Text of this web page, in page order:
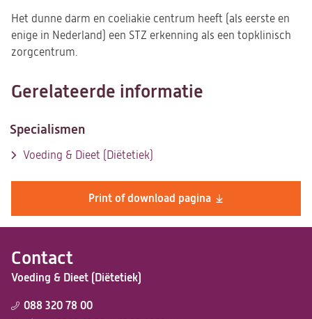
Contact
Voeding & Dieet (Diëtetiek)
088 320 78 00
Print of download pagina
Het dunne darm en coeliakie centrum heeft (als eerste en
enige in Nederland) een STZ erkenning als een topklinisch
zorgcentrum.
Gerelateerde informatie
Specialismen
Voeding & Dieet (Diëtetiek)